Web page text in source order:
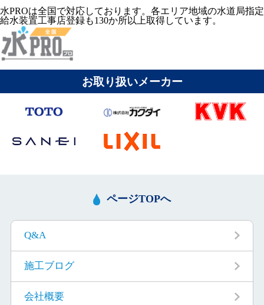
水PROは全国で対応しております。各エリア地域の水道局指定
給水装置工事店登録も130か所以上取得しています。
お取り扱いメーカー
ページTOPへ
Q&A
施工ブログ
会社概要